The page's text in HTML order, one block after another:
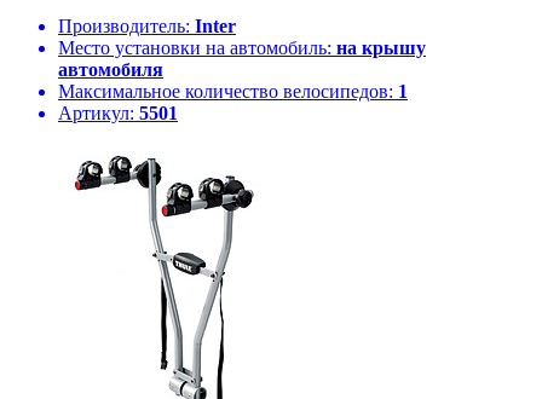
Производитель: Inter
Место установки на автомобиль: на крышу
автомобиля
Максимальное количество велосипедов: 1
Артикул: 5501